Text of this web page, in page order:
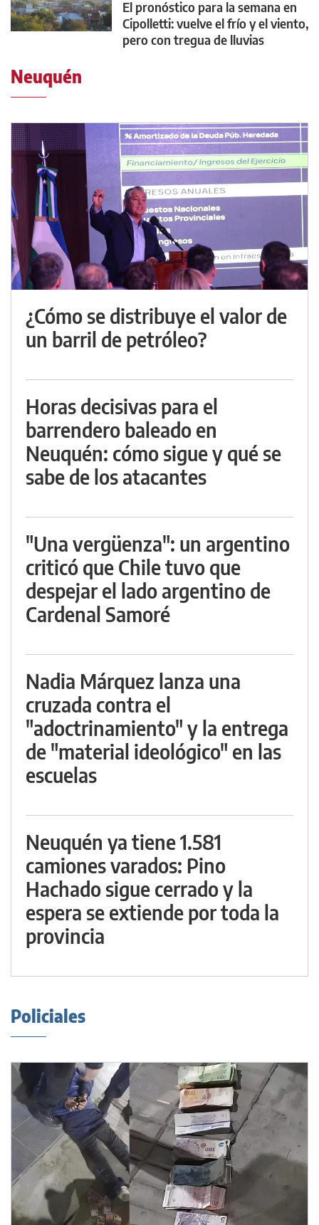
El pronóstico para la semana en
Cipolletti: vuelve el frío y el viento,
pero con tregua de lluvias
Neuquén
¿Cómo se distribuye el valor de
un barril de petróleo?
Horas decisivas para el
barrendero baleado en
Neuquén: cómo sigue y qué se
sabe de los atacantes
"Una vergüenza": un argentino
criticó que Chile tuvo que
despejar el lado argentino de
Cardenal Samoré
Nadia Márquez lanza una
cruzada contra el
"adoctrinamiento" y la entrega
de "material ideológico" en las
escuelas
Neuquén ya tiene 1.581
camiones varados: Pino
Hachado sigue cerrado y la
espera se extiende por toda la
provincia
Policiales